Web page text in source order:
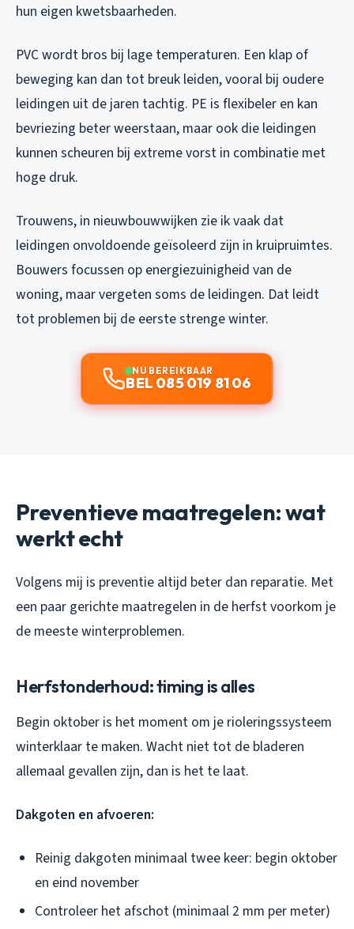
hun eigen kwetsbaarheden.
PVC wordt bros bij lage temperaturen. Een klap of
beweging kan dan tot breuk leiden, vooral bij oudere
leidingen uit de jaren tachtig. PE is flexibeler en kan
bevriezing beter weerstaan, maar ook die leidingen
kunnen scheuren bij extreme vorst in combinatie met
hoge druk.
Trouwens, in nieuwbouwwijken zie ik vaak dat
leidingen onvoldoende geïsoleerd zijn in kruipruimtes.
Bouwers focussen op energiezuinigheid van de
woning, maar vergeten soms de leidingen. Dat leidt
tot problemen bij de eerste strenge winter.
NU BEREIKBAAR
BEL 085 019 81 06
Preventieve maatregelen: wat
werkt echt
Volgens mij is preventie altijd beter dan reparatie. Met
een paar gerichte maatregelen in de herfst voorkom je
de meeste winterproblemen.
Herfstonderhoud: timing is alles
Begin oktober is het moment om je rioleringssysteem
winterklaar te maken. Wacht niet tot de bladeren
allemaal gevallen zijn, dan is het te laat.
Dakgoten en afvoeren:
Reinig dakgoten minimaal twee keer: begin oktober
en eind november
Controleer het afschot (minimaal 2 mm per meter)